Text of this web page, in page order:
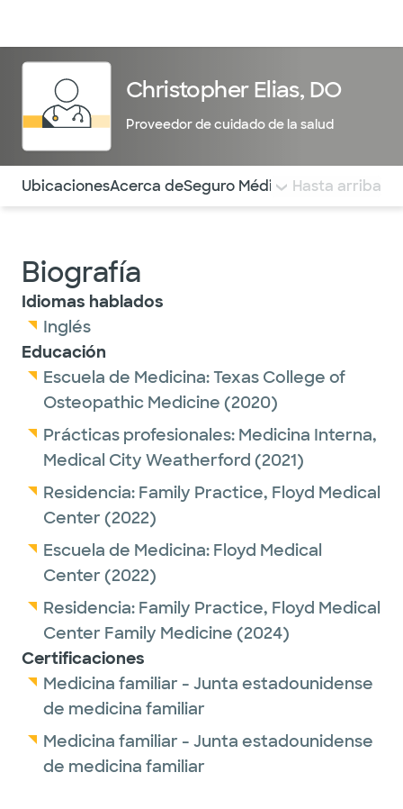
Christopher Elias, DO
Proveedor de cuidado de la salud
Utilice esta navegación para saltar rápidamente a
UbicacionesAcerca deSeguro Médico COMENTARIOS
Hasta arriba
Biografía
Idiomas hablados
Inglés
Educación
Escuela de Medicina:Texas College of
Osteopathic Medicine (2020)
Prácticas profesionales: Medicina Interna,
Medical City Weatherford (2021)
Residencia: Family Practice, Floyd Medical
Center (2022)
Escuela de Medicina: Floyd Medical
Center (2022)
Residencia: Family Practice, Floyd Medical
Center Family Medicine (2024)
Certificaciones
Medicina familiar - Junta estadounidense
de medicina familiar
Medicina familiar - Junta estadounidense
de medicina familiar